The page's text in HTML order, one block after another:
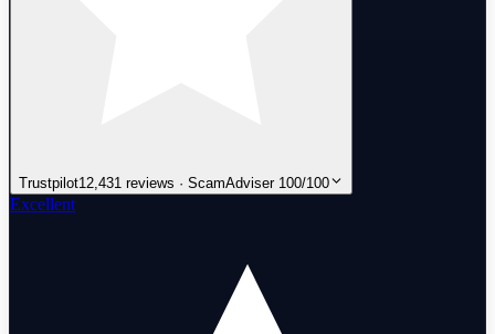
Trustpilot12,431 reviews · ScamAdviser 100/100
Excellent